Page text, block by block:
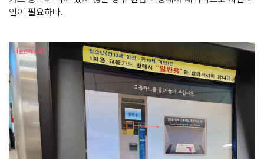
인이 필요하다.